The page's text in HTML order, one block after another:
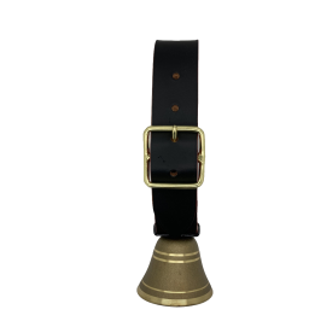
Zur Wunschliste hinzufügen
Zur Vergleichsliste hinzufügen